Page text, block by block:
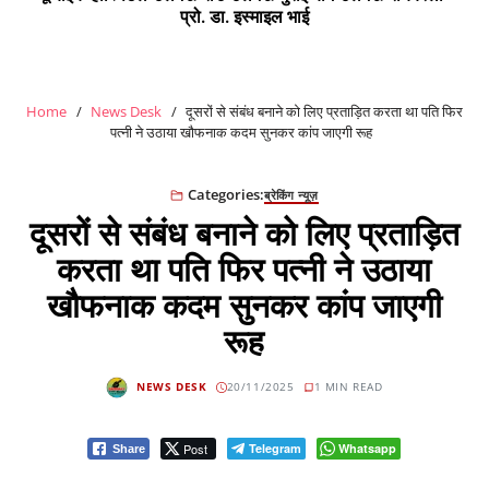
प्रो. डा. इस्माइल भाई
Home News Desk
दूसरों से संबंध बनाने को लिए प्रताड़ित करता था पति फिर
पत्नी ने उठाया खौफनाक कदम सुनकर कांप जाएगी रूह
Categories:ब्रेकिंग न्यूज़
दूसरों से संबंध बनाने को लिए प्रताड़ित
करता था पति फिर पत्नी ने उठाया
खौफनाक कदम सुनकर कांप जाएगी
रूह
NEWS DESK 20/11/2025 1 MIN READ
Share Post Telegram Whatsapp